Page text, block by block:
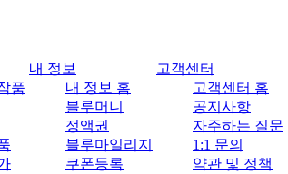
품
내 정보
내 정보 홈
블루머니
정액권
블루마일리지
쿠폰등록
고객센터
고객센터 홈
공지사항
자주하는 질문
1:1 문의
약관 및 정책